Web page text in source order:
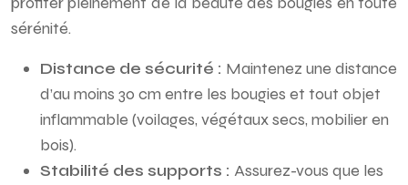
sérénité.
Distance de sécurité : Maintenez une distance
d’au moins 30 cm entre les bougies et tout objet
inflammable (voilages, végétaux secs, mobilier en
bois).
Stabilité des supports : Assurez-vous que les